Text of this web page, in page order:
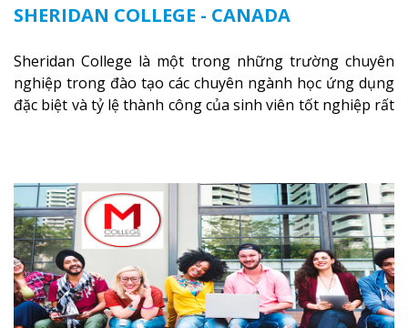
SHERIDAN COLLEGE - CANADA
Sheridan College là một trong những trường chuyên
nghiệp trong đào tạo các chuyên ngành học ứng dụng
đặc biệt và tỷ lệ thành công của sinh viên tốt nghiệp rất
vào các công việc của nghệ thuật thị giác và biểu diễn,
kinh doanh, các dịch vụ cộng đồng và ngành nghề kỹ
thuật.Xem thêm